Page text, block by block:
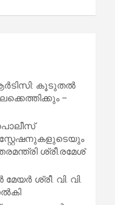
കൂടുതൽ
–
ശ്രീ.രമേശ്
ശ്രീ. വി. വി.